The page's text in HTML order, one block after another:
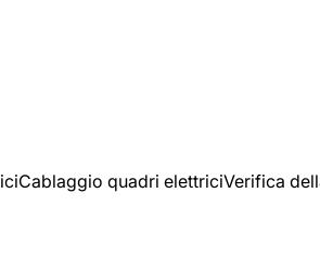
quadri elettriciVerifica